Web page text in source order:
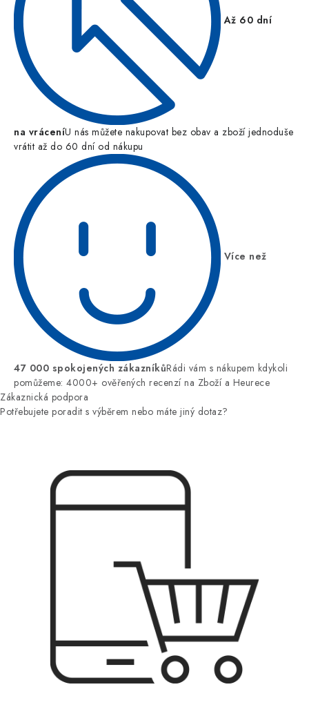
Až 60 dní
na vráceníU nás můžete nakupovat bez obav a zboží jednoduše
vrátit až do 60 dní od nákupu
Více než
47 000 spokojených zákazníkůRádi vám s nákupem kdykoli
pomůžeme: 4000+ ověřených recenzí na Zboží a Heurece
Zákaznická podpora
Potřebujete poradit s výběrem nebo máte jiný dotaz?